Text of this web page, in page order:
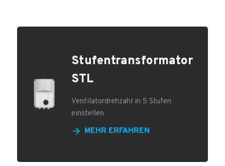
Stufentransformator
STL
Ventilatordrehzahl in 5 Stufen
einstellen
MEHR ERFAHREN